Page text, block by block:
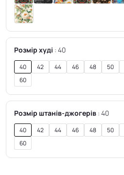
Розмір худі 40
40 42 44 46 48 50
60
Розмір штанів-джогерів 40
40 42 44 46 48 50
60